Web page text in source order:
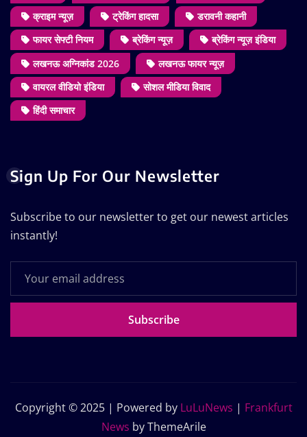
क्राइम न्यूज़
ट्रेकिंग हादसा
डरावनी कहानी
फायर सेफ्टी नियम
ब्रेकिंग न्यूज़
ब्रेकिंग न्यूज़ इंडिया
लखनऊ अग्निकांड 2026
लखनऊ फायर न्यूज़
वायरल वीडियो इंडिया
सोशल मीडिया विवाद
हिंदी समाचार
Sign Up For Our Newsletter
Subscribe to our newsletter to get our newest articles
instantly!
Subscribe
Copyright © 2025 | Powered by LuLuNews | Frankfurt
News by ThemeArile